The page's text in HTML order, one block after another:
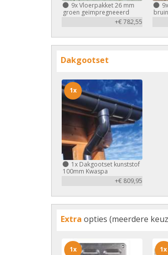
9xVloerpakket 26 mm
groen geïmpregneeerd
+€ 782,55
9x
Dakgootset
1x Dakgootset kunststof
100mm Kwaspa
+€ 809,95
1x
Extra opties (meerdere
1x 1x